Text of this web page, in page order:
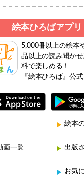
絵本ひろばアプリ
5,000冊以上の絵本
品以上の読み聞か
料で楽しめる！
『絵本ひろば』公式
絵本
画一覧 出版
お気